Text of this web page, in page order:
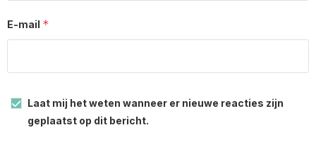
E-mail *
Laat mij het weten wanneer er nieuwe reacties zijn
geplaatst op dit bericht.